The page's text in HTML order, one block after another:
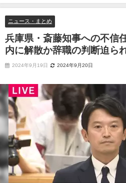
内に解散か辞職の判断迫られる
ニュース・まとめ
兵庫県・斎藤知事への不信
内に解散か辞職の判断迫ら
2024年9月19日 2024年9月20日